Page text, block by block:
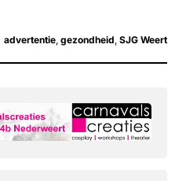
advertentie, gezondheid, SJG Weert